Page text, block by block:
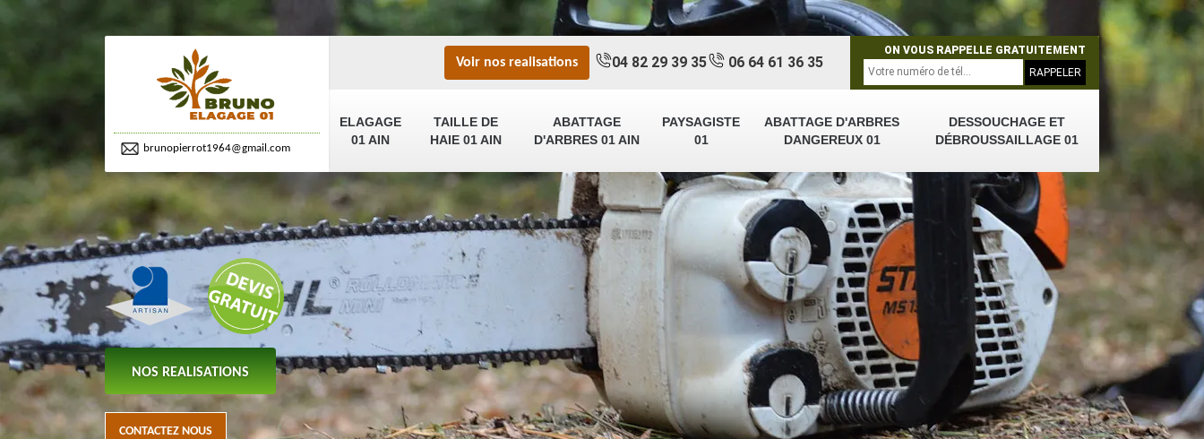
brunopierrot1964@gmail.com
ELAGAGE
01 AIN
TAILLE DE
HAIE 01 AIN
ABATTAGE
D'ARBRES 01 AIN
PAYSAGISTE
01
ABATTAGE D'ARBRES
DANGEREUX 01
DESSOUCHAGE ET
DÉBROUSSAILLAGE 01
Voir nos realisations 04 82 29 39 35 06 64 61 36 35
ON VOUS RAPPELLE GRATUITEMENT
NOS REALISATIONS
CONTACTEZ NOUS